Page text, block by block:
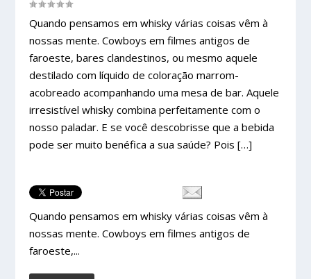
Quando pensamos em whisky várias coisas vêm à
nossas mente. Cowboys em filmes antigos de
faroeste, bares clandestinos, ou mesmo aquele
destilado com líquido de coloração marrom-
acobreado acompanhando uma mesa de bar. Aquele
irresistível whisky combina perfeitamente com o
nosso paladar. E se você descobrisse que a bebida
pode ser muito benéfica a sua saúde? Pois […]
Quando pensamos em whisky várias coisas vêm à
nossas mente. Cowboys em filmes antigos de
faroeste,...